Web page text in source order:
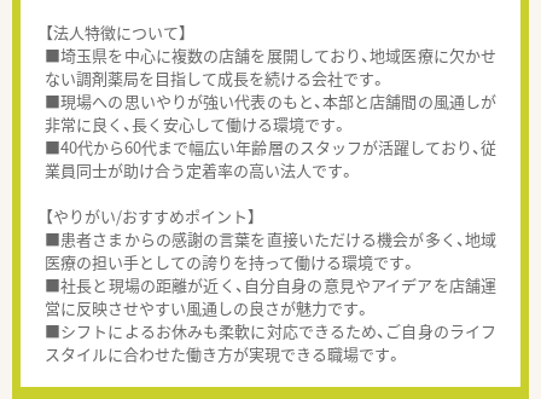
【法人特徴について】
■埼玉県を中心に複数の店舗を展開しており、地域医療に欠かせ
ない調剤薬局を目指して成長を続ける会社です。
■現場への思いやりが強い代表のもと、本部と店舗間の風通しが
非常に良く、長く安心して働ける環境です。
■40代から60代まで幅広い年齢層のスタッフが活躍しており、従
業員同士が助け合う定着率の高い法人です。
【やりがい/おすすめポイント】
■患者さまからの感謝の言葉を直接いただける機会が多く、地域
医療の担い手としての誇りを持って働ける環境です。
■社長と現場の距離が近く、自分自身の意見やアイデアを店舗運
営に反映させやすい風通しの良さが魅力です。
■シフトによるお休みも柔軟に対応できるため、ご自身のライフ
スタイルに合わせた働き方が実現できる職場です。